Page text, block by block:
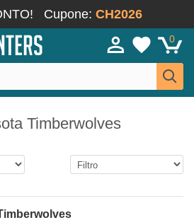
Cupone: CH2026
0
Timberwolves